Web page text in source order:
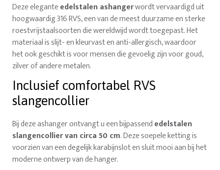
Deze eleganteedelstalen ashangerwordt vervaardigd uit
hoogwaardig 316 RVS, een van de meest duurzame en sterke
roestvrijstaalsoorten die wereldwijd wordt toegepast. Het
materiaal is slijt- en kleurvast en anti-allergisch, waardoor
het ook geschikt is voor mensen die gevoelig zijn voor goud,
zilver of andere metalen.
Inclusief comfortabel RVS
slangencollier
Bij deze ashanger ontvangt u een bijpassendedelstalen
slangencollier van circa 50 cm. Deze soepele ketting is
voorzien van een degelijk karabijnslot en sluit mooi aan bij het
moderne ontwerp van de hanger.